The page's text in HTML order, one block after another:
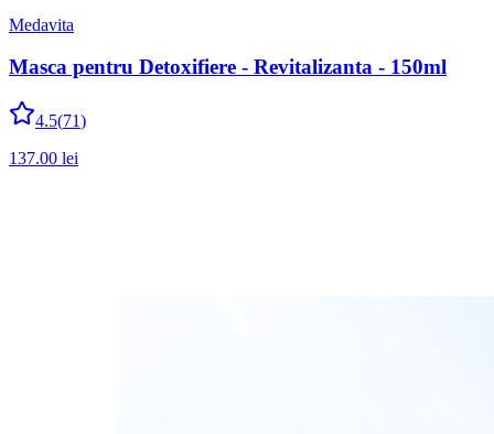
Medavita
Masca pentru Detoxifiere - Revitalizanta - 150ml
4.5(71)
137.00 lei